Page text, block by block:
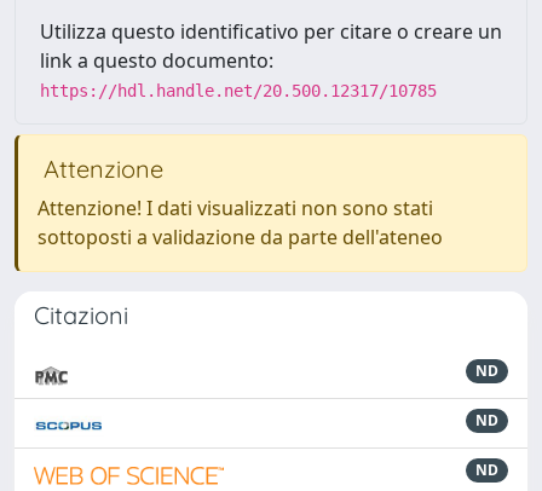
Utilizza questo identificativo per citare o creare un
link a questo documento:
https://hdl.handle.net/20.500.12317/10785
Attenzione
Attenzione! I dati visualizzati non sono stati
sottoposti a validazione da parte dell'ateneo
Citazioni
ND
ND
ND